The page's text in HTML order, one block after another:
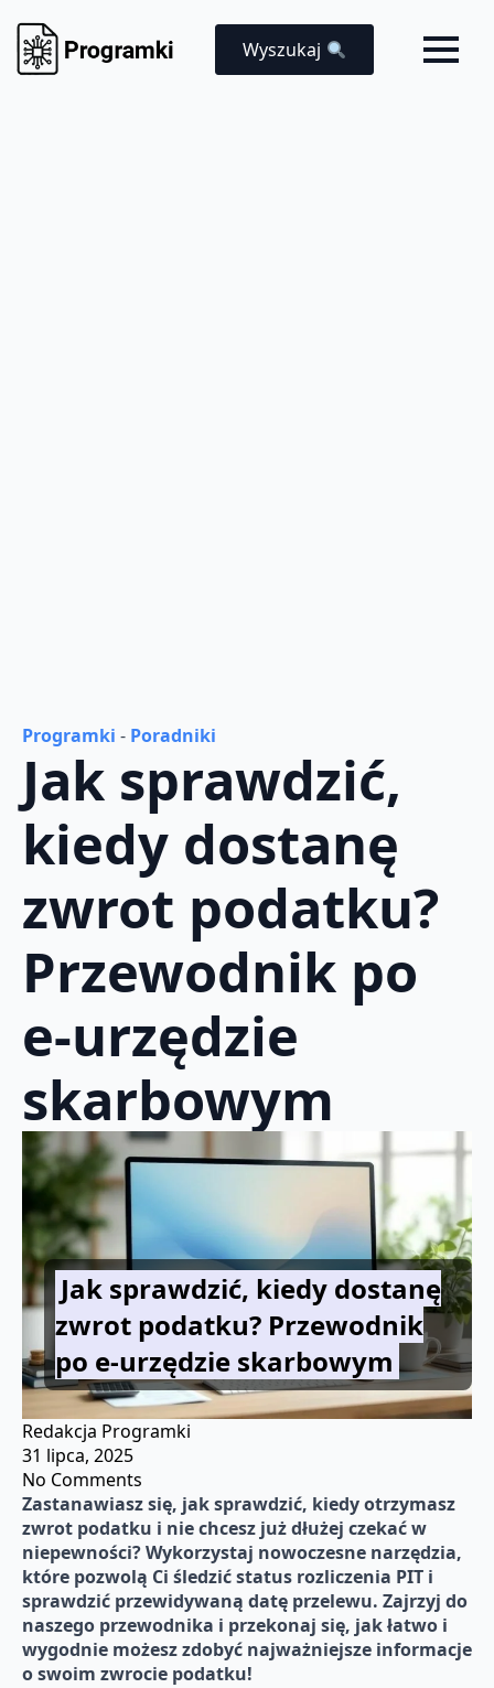
Wyszukaj
Programki - Poradniki
Jak sprawdzić,
kiedy dostanę
zwrot podatku?
Przewodnik po
e-urzędzie
skarbowym
Jak sprawdzić, kiedy dostanę
zwrot podatku? Przewodnik
po e-urzędzie skarbowym
Redakcja Programki
31 lipca, 2025
No Comments
Zastanawiasz się, jak sprawdzić, kiedy otrzymasz
zwrot podatku i nie chcesz już dłużej czekać w
niepewności? Wykorzystaj nowoczesne narzędzia,
które pozwolą Ci śledzić status rozliczenia PIT i
sprawdzić przewidywaną datę przelewu. Zajrzyj do
naszego przewodnika i przekonaj się, jak łatwo i
wygodnie możesz zdobyć najważniejsze informacje
o swoim zwrocie podatku!